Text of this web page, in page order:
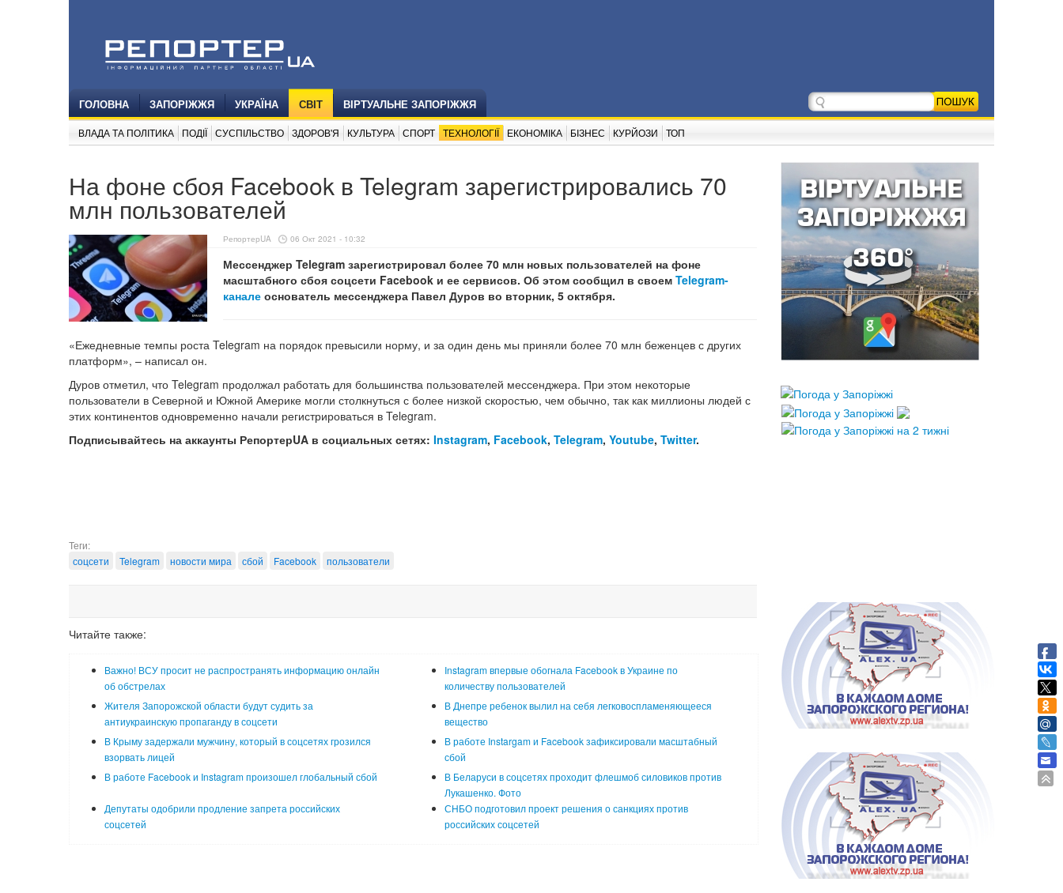
ГОЛОВНА ЗАПОРІЖЖЯ УКРАЇНА СВІТ ВІРТУАЛЬНЕ ЗАПОРІЖЖЯ
ВЛАДА ТА ПОЛІТИКА ПОДІЇ СУСПІЛЬСТВО ЗДОРОВ'Я КУЛЬТУРА СПОРТ ТЕХНОЛОГІЇ ЕКОНОМІКА БІЗНЕС КУРЙОЗИ ТОП
На фоне сбоя Facebook в Telegram зарегистрировались 70
млн пользователей
РепортерUA 06 Окт 2021 - 10:32
Мессенджер Telegram зарегистрировал более 70 млн новых пользователей на фоне
масштабного сбоя соцсети Facebook и ее сервисов. Об этом сообщил в своем Telegram-
канале основатель мессенджера Павел Дуров во вторник, 5 октября.
«Ежедневные темпы роста Telegram на порядок превысили норму, и за один день мы приняли более 70 млн беженцев с других
платформ», – написал он.
Дуров отметил, что Telegram продолжал работать для большинства пользователей мессенджера. При этом некоторые
пользователи в Северной и Южной Америке могли столкнуться с более низкой скоростью, чем обычно, так как миллионы людей с
этих континентов одновременно начали регистрироваться в Telegram.
Подписывайтесь на аккаунты РепортерUA в социальных сетях: Instagram, Facebook, Telegram, Youtube, Twitter.
Теги:
соцсети
Telegram новости мира сбой Facebook пользователи
Читайте также:
Важно! ВСУ просит не распространять информацию онлайн
об обстрелах
Instagram впервые обогнала Facebook в Украине по
количеству пользователей
Жителя Запорожской области будут судить за
антиукраинскую пропаганду в соцсети
В Днепре ребенок вылил на себя легковоспламеняющееся
вещество
В Крыму задержали мужчину, который в соцсетях грозился
взорвать лицей
В работе Instargam и Facebook зафиксировали масштабный
сбой
В работе Facebook и Instagram произошел глобальный сбой
В Беларуси в соцсетях проходит флешмоб силовиков против
Лукашенко. Фото
Депутаты одобрили продление запрета российских
соцсетей
СНБО подготовил проект решения о санкциях против
российских соцсетей